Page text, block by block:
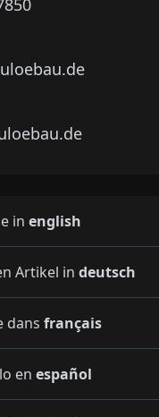
in english
Artikel in deutsch
dans français
en español